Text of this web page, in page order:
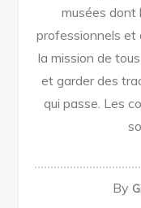
musées dont
professionnels et
la mission de
et garder des
qui passe. Les
By